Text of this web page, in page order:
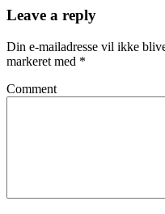
Leave a reply
Din e-mailadresse vil ikke
markeret med *
Comment